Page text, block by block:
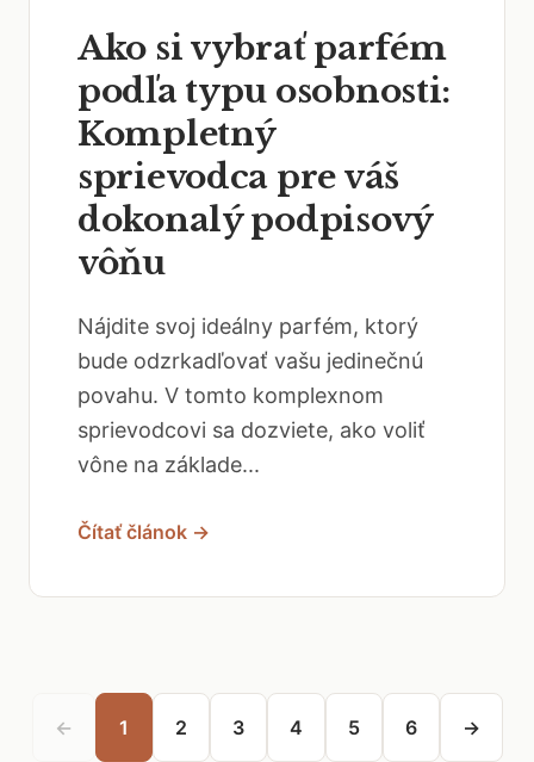
Ako si vybrať parfém
podľa typu osobnosti:
Kompletný
sprievodca pre váš
dokonalý podpisový
vôňu
Nájdite svoj ideálny parfém, ktorý
bude odzrkadľovať vašu jedinečnú
povahu. V tomto komplexnom
sprievodcovi sa dozviete, ako voliť
vône na základe...
Čítať článok →
← 1 2 3 4 5 6 →